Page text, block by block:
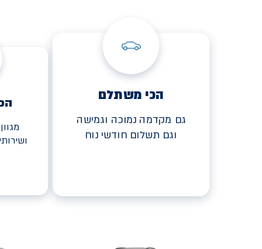
הכי משתלם
גם מקדמה נמוכה וגמישה
וגם תשלום חודשי נוח